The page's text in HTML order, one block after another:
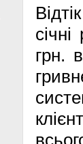
грн.